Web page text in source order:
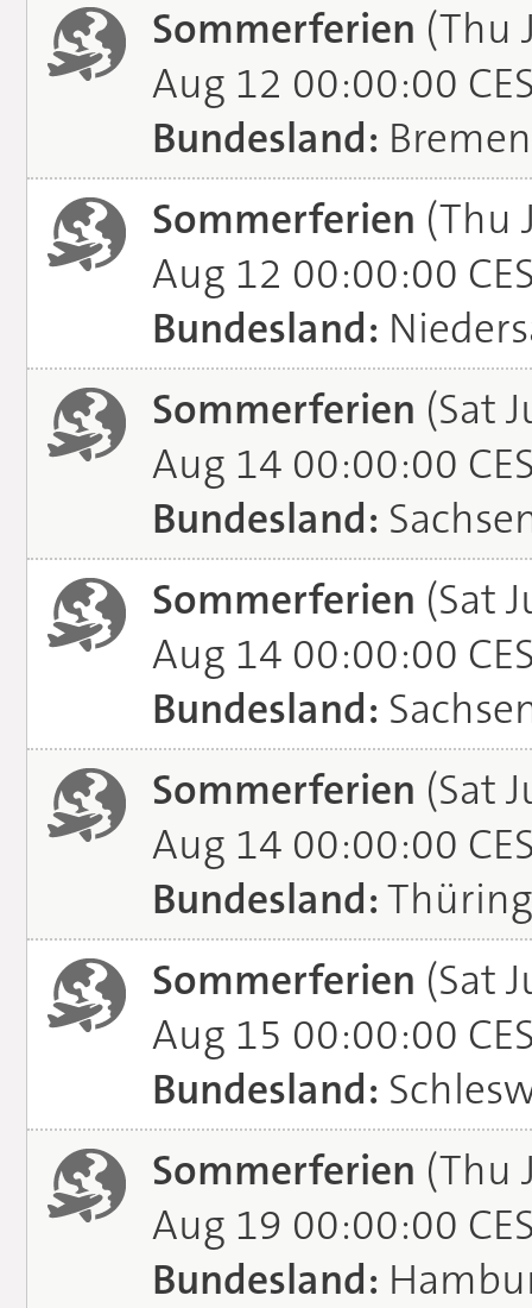
Sommerferien (Thu
Aug 12 00:00:00
Bundesland: Bremen
Sommerferien (Thu
Aug 12 00:00:00
Bundesland:
Sommerferien (Sat
Aug 14 00:00:00
Bundesland:
Sommerferien (Sat
Aug 14 00:00:00
Bundesland:
Sommerferien (Sat
Aug 14 00:00:00
Bundesland:
Sommerferien (Sat
Aug 15 00:00:00
Bundesland:
Sommerferien (Thu
Aug 19 00:00:00
Bundesland: